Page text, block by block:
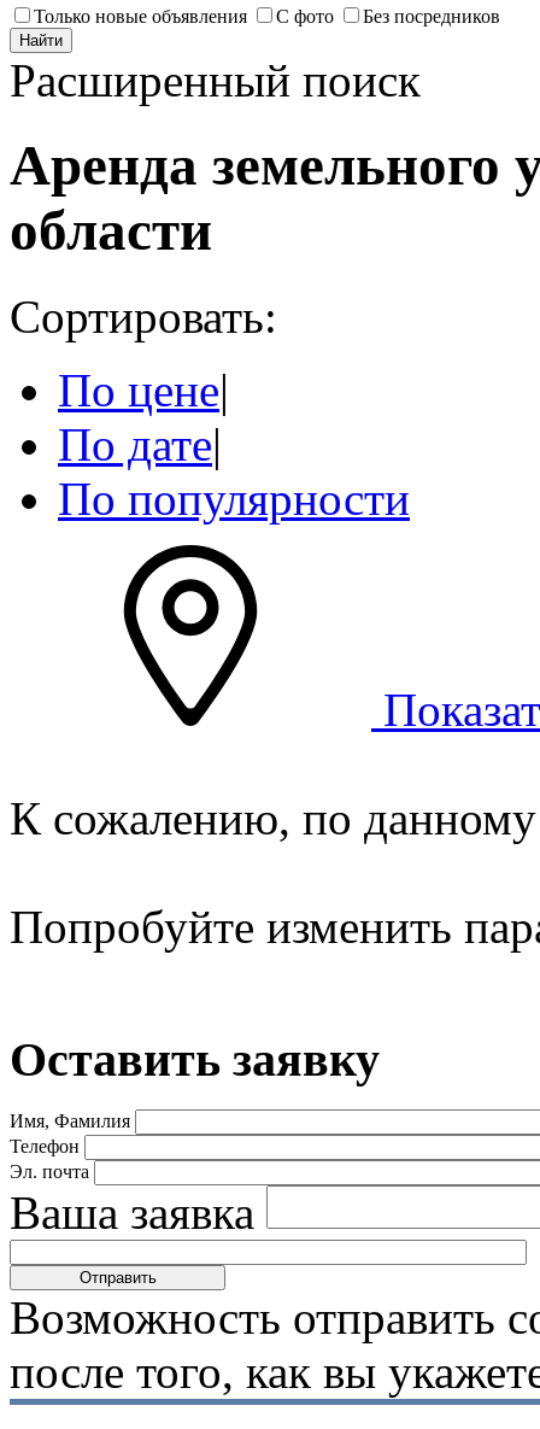
Только новые объявления
С фото Без посредников
Найти
Расширенный поиск
Аренда земельного
области
Сортировать:
По цене|
По дате|
По популярности
К сожалению, по данному
Попробуйте изменить
Оставить заявку
Имя, Фамилия
Телефон
Эл. почта
Ваша заявка
Возможность отправить
после того, как вы